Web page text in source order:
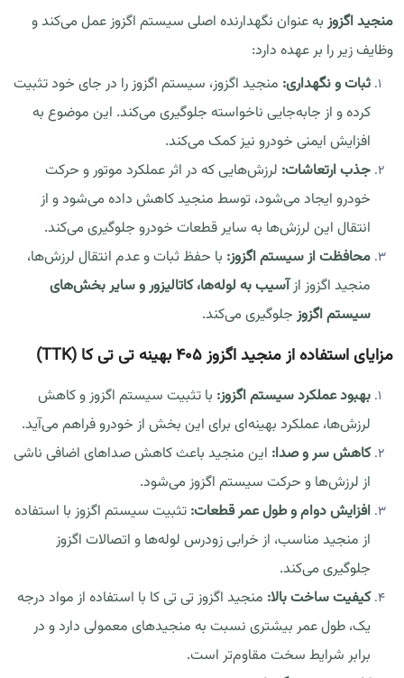
منجید اگزوز به عنوان نگهدارنده اصلی سیستم اگزوز عمل می‌کند و
وظایف زیر را بر عهده دارد:
ثبات و نگهداری: منجید اگزوز، سیستم اگزوز را در جای خود تثبیت
کرده و از جابه‌جایی ناخواسته جلوگیری می‌کند. این موضوع به
افزایش ایمنی خودرو نیز کمک می‌کند.
جذب ارتعاشات: لرزش‌هایی که در اثر عملکرد موتور و حرکت
خودرو ایجاد می‌شود، توسط منجید کاهش داده می‌شود و از
انتقال این لرزش‌ها به سایر قطعات خودرو جلوگیری می‌کند.
محافظت از سیستم اگزوز: با حفظ ثبات و عدم انتقال لرزش‌ها،
منجید اگزوز ازآسیب به لوله‌ها، کاتالیزور و سایر بخش‌های
سیستم اگزوز جلوگیری می‌کند.
مزایای استفاده از منجید اگزوز 405 بهینه تی تی کا (TTK)
بهبود عملکرد سیستم اگزوز: با تثبیت سیستم اگزوز و کاهش
لرزش‌ها، عملکرد بهینه‌ای برای این بخش از خودرو فراهم می‌آید.
کاهش سر و صدا: این منجید باعث کاهش صداهای اضافی ناشی
از لرزش‌ها و حرکت سیستم اگزوز می‌شود.
افزایش دوام و طول عمر قطعات: تثبیت سیستم اگزوز با استفاده
از منجید مناسب، از خرابی زودرس لوله‌ها و اتصالات اگزوز
جلوگیری می‌کند.
کیفیت ساخت بالا: منجید اگزوز تی تی کا با استفاده از مواد درجه
یک، طول عمر بیشتری نسبت به منجیدهای معمولی دارد و در
برابر شرایط سخت مقاوم‌تر است.